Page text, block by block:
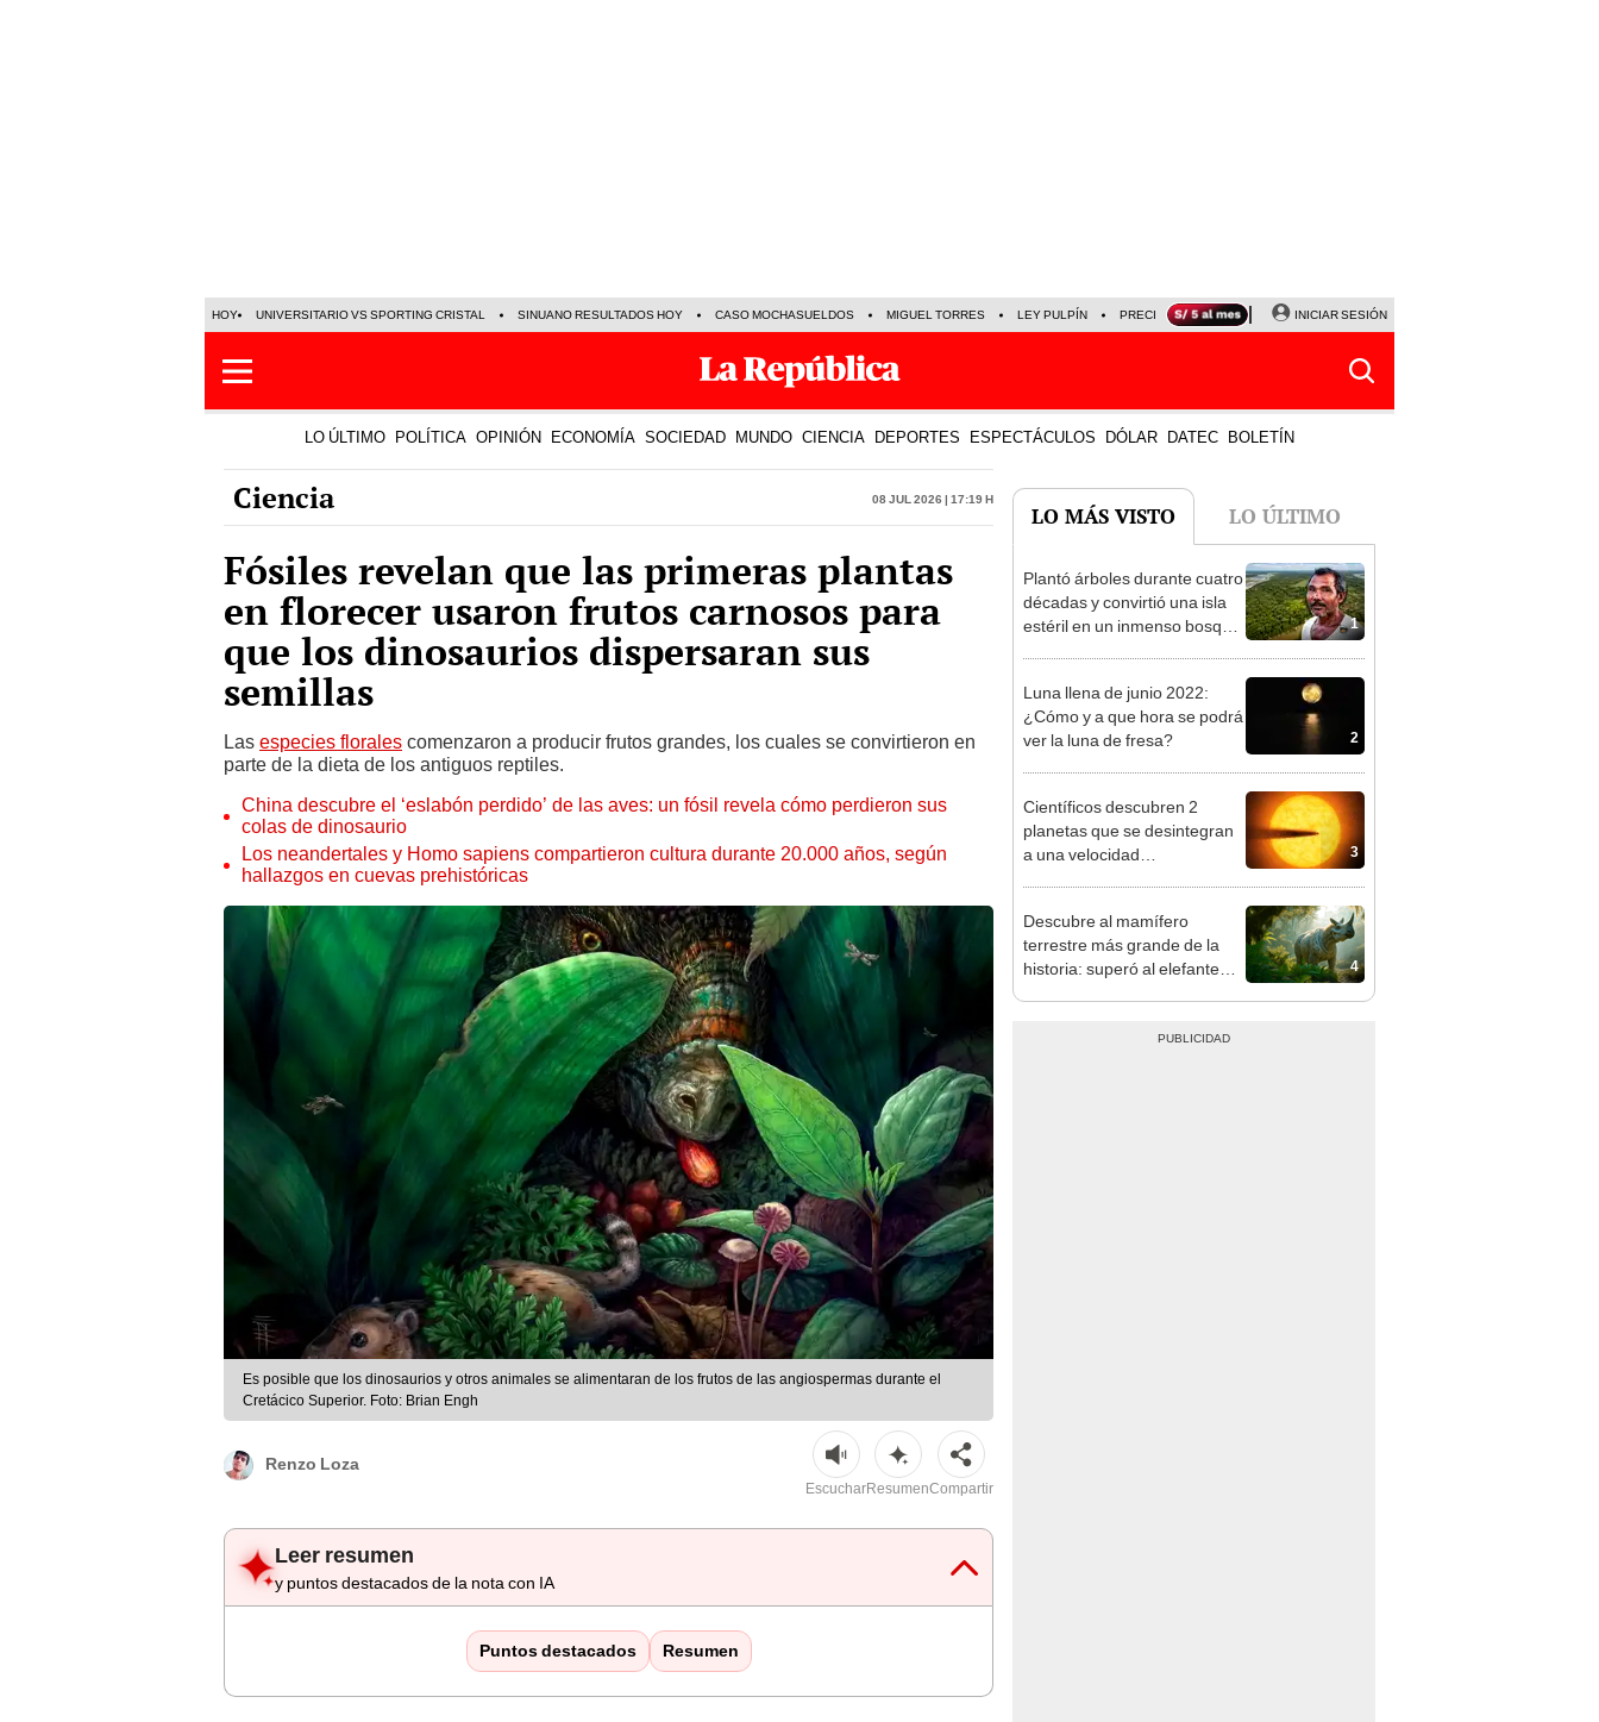
HOY UNIVERSITARIO VS SPORTING CRISTAL SINUANO RESULTADOS HOY CASO MOCHASUELDOS MIGUEL TORRES LEY PULPÍN PRECIO DEL DÓLAR CORTE DE LUZ VIERNES 7 DE AGOSTO
INICIAR SESIÓN
LO ÚLTIMO POLÍTICA OPINIÓN ECONOMÍA SOCIEDAD MUNDO CIENCIA DEPORTES ESPECTÁCULOS DÓLAR DATEC BOLETÍN
Ciencia 08 Jul 2026 | 17:19 h
Fósiles revelan que las primeras plantas
en florecer usaron frutos carnosos para
que los dinosaurios dispersaran sus
semillas
Las especies florales comenzaron a producir frutos grandes, los cuales se convirtieron en
parte de la dieta de los antiguos reptiles.
China descubre el ‘eslabón perdido’ de las aves: un fósil revela cómo perdieron sus
colas de dinosaurio
Los neandertales y Homo sapiens compartieron cultura durante 20.000 años, según
hallazgos en cuevas prehistóricas
Es posible que los dinosaurios y otros animales se alimentaran de los frutos de las angiospermas durante el
Cretácico Superior. Foto: Brian Engh
Renzo Loza
EscucharResumenCompartir
Leer resumen
y puntos destacados de la nota con IA
Puntos destacados Resumen
LO MÁS VISTO LO ÚLTIMO
1
Plantó árboles durante cuatro
décadas y convirtió una isla
estéril en un inmenso bosque:
2
Luna llena de junio 2022:
¿Cómo y a que hora se podrá
ver la luna de fresa?
3
Científicos descubren 2
planetas que se desintegran
a una velocidad
4
Descubre al mamífero
terrestre más grande de la
historia: superó al elefante